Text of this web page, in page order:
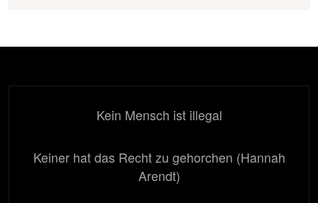
Kein Mensch ist illegal
Keiner hat das Recht zu gehorchen (Hannah
Arendt)